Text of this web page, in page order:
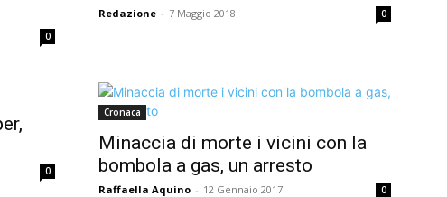
0
Redazione - 7 Maggio 2018 0
0
Cronaca
Minaccia di morte i vicini con la
bombola a gas, un arresto
Raffaella Aquino - 12 Gennaio 2017 0